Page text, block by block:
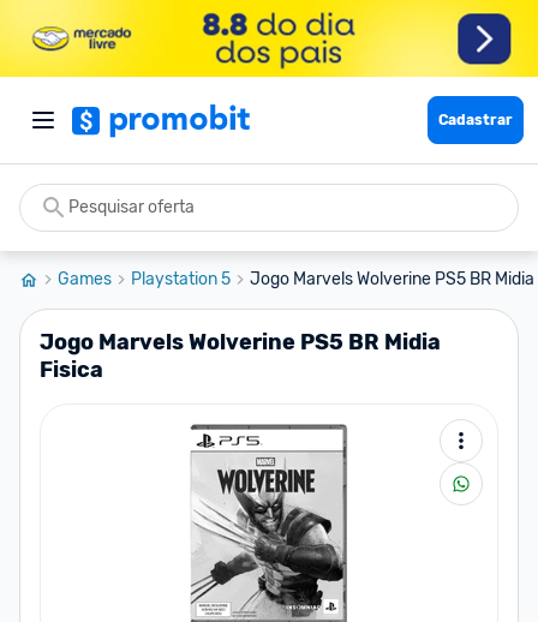
Cadastrar
Games Playstation 5 Jogo Marvels Wolverine PS5 BR
Jogo Marvels Wolverine PS5 BR Midia
Fisica